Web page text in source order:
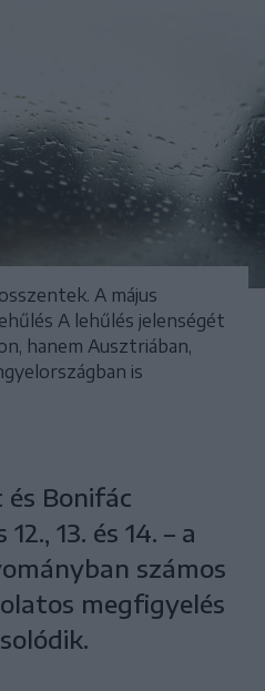
A május
A lehűlés jelenségét
hanem Ausztriában,
is
és Bonifác
13. és 14. – a
számos
megfigyelés